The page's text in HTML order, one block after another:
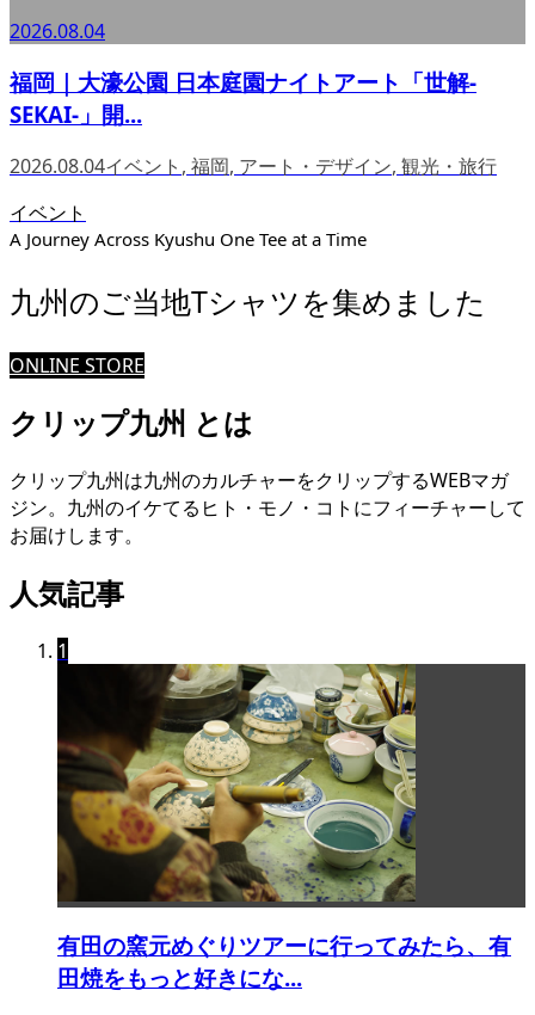
2026.08.04
福岡｜大濠公園 日本庭園ナイトアート「世解-
SEKAI-」開...
2026.08.04イベント , 福岡, アート・デザイン, 観光・旅行
イベント
A Journey Across Kyushu One Tee at a Time
九州のご当地Tシャツを集めました
ONLINE STORE
クリップ九州 とは
クリップ九州は九州のカルチャーをクリップするWEBマガ
ジン。九州のイケてるヒト・モノ・コトにフィーチャーして
お届けします。
人気記事
1
有田の窯元めぐりツアーに行ってみたら、有
田焼をもっと好きにな...